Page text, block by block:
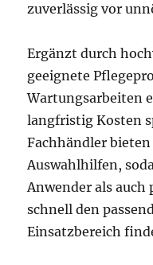
zuverlässig vor
Ergänzt durch
geeignete
Wartungsarbeiten
langfristig Kosten
Fachhändler
Auswahlhilfen,
Anwender als
schnell den
Einsatzbereich